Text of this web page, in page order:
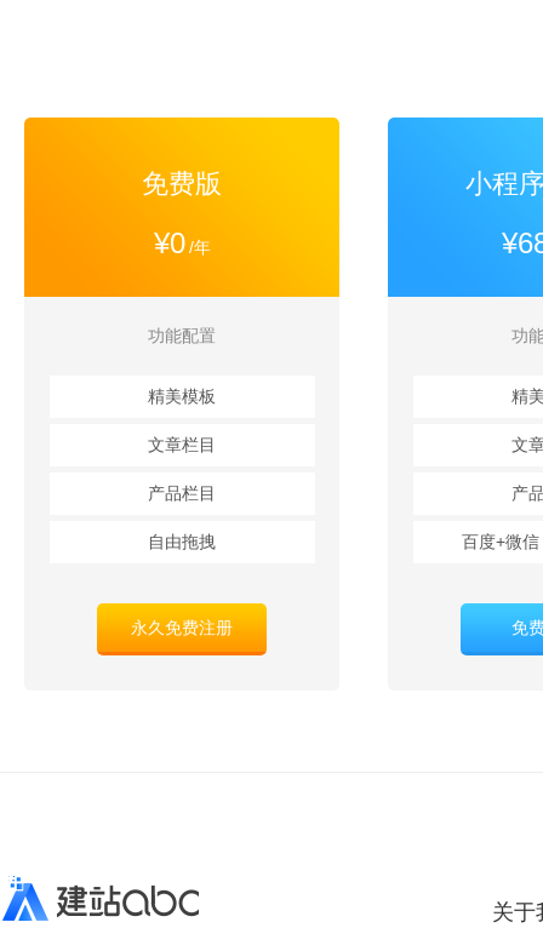
免费版
¥0 /年
功能配置
精美模板
文章栏目
产品栏目
自由拖拽
永久免费注册
小程
功
精
文
产
百度+微
免
关于